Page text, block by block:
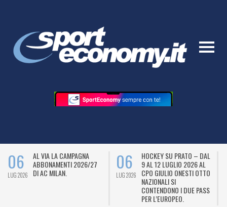
06
LUG 2026
AL VIA LA CAMPAGNA
ABBONAMENTI 2026/27
DI AC MILAN.
06
LUG 2026
HOCKEY SU PRATO – DAL
9 AL 12 LUGLIO 2026 AL
CPO GIULIO ONESTI OTTO
NAZIONALI SI
CONTENDONO I DUE PASS
PER L’EUROPEO.